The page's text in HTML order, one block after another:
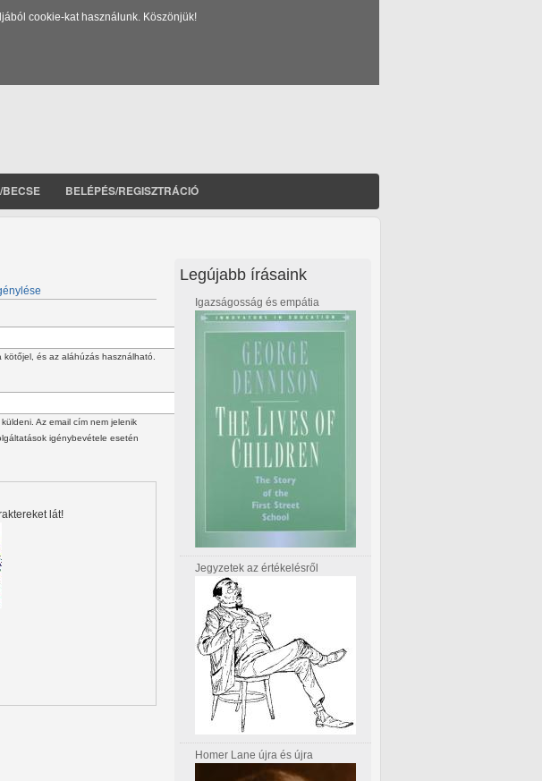
cookie-kat használunk. Köszönjük!
BELÉPÉS/REGISZTRÁCIÓ
és az aláhúzás használható.
Az email cím nem jelenik
igénybevétele esetén
lát!
Legújabb írásaink
Igazságosság és empátia
Jegyzetek az értékelésről
Homer Lane újra és újra